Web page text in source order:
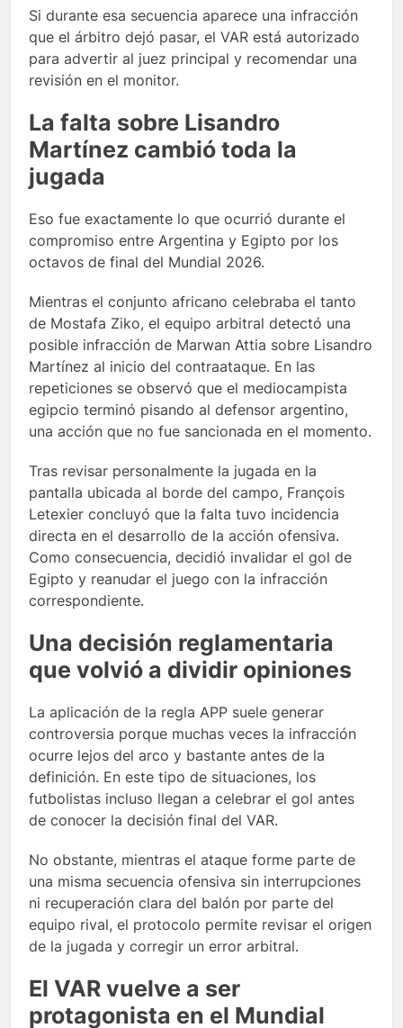
Si durante esa secuencia aparece una infracción
que el árbitro dejó pasar, el VAR está autorizado
para advertir al juez principal y recomendar una
revisión en el monitor.
La falta sobre Lisandro
Martínez cambió toda la
jugada
Eso fue exactamente lo que ocurrió durante el
compromiso entre Argentina y Egipto por los
octavos de final del Mundial 2026.
Mientras el conjunto africano celebraba el tanto
de Mostafa Ziko, el equipo arbitral detectó una
posible infracción de Marwan Attia sobre Lisandro
Martínez al inicio del contraataque. En las
repeticiones se observó que el mediocampista
egipcio terminó pisando al defensor argentino,
una acción que no fue sancionada en el momento.
Tras revisar personalmente la jugada en la
pantalla ubicada al borde del campo, François
Letexier concluyó que la falta tuvo incidencia
directa en el desarrollo de la acción ofensiva.
Como consecuencia, decidió invalidar el gol de
Egipto y reanudar el juego con la infracción
correspondiente.
Una decisión reglamentaria
que volvió a dividir opiniones
La aplicación de la regla APP suele generar
controversia porque muchas veces la infracción
ocurre lejos del arco y bastante antes de la
definición. En este tipo de situaciones, los
futbolistas incluso llegan a celebrar el gol antes
de conocer la decisión final del VAR.
No obstante, mientras el ataque forme parte de
una misma secuencia ofensiva sin interrupciones
ni recuperación clara del balón por parte del
equipo rival, el protocolo permite revisar el origen
de la jugada y corregir un error arbitral.
El VAR vuelve a ser
protagonista en el Mundial